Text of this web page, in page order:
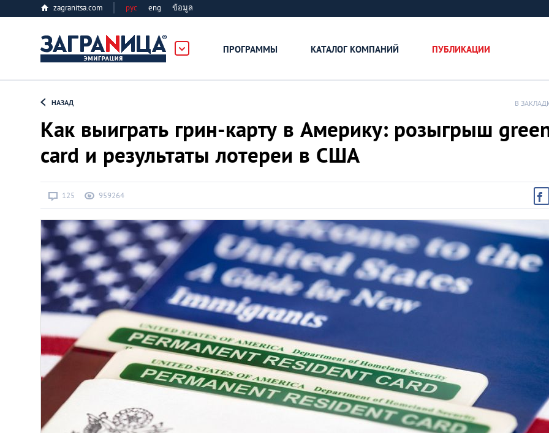
zagranitsa.com рус eng ข้อมูล
ПРОГРАММЫ КАТАЛОГ КОМПАНИЙ ПУБЛИКАЦИИ
Все страны
Великобритания
Венгрия
Германия
Греция
Испания
Казахстан
НАЗАД В
Как выиграть грин-карту в Америку: розыгрыш
card и результаты лотереи в США
125 959264